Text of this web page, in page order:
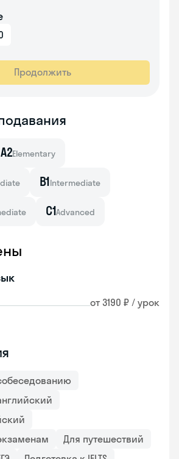
Продолжить
A2Elementary
B1Intermediate
C1Advanced
от 3190 ₽ / урок
Для путешествий